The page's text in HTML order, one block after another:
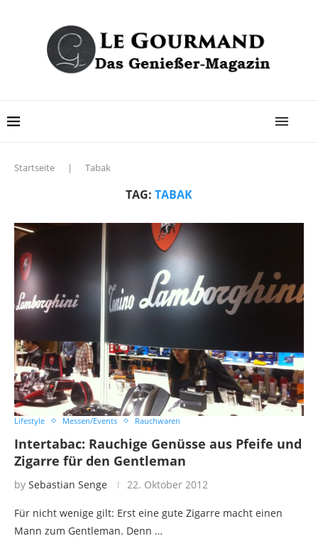
Startseite | Tabak
TAG: TABAK
Lifestyle Messen/Events Rauchwaren
Intertabac: Rauchige Genüsse aus Pfeife und
Zigarre für den Gentleman
by Sebastian Senge 22. Oktober 2012
Für nicht wenige gilt: Erst eine gute Zigarre macht einen
Mann zum Gentleman. Denn …